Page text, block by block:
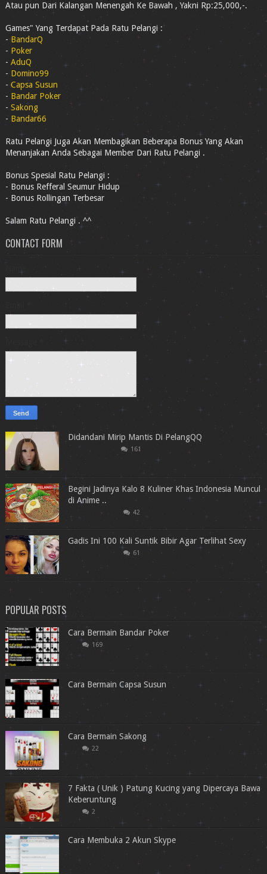
Atau pun Dari Kalangan Menengah Ke Bawah , Yakni Rp:25,000,-.
Games" Yang Terdapat Pada Ratu Pelangi :
-BandarQ
- Poker
- AduQ
- Domino99
-Capsa Susun
- Bandar Poker
- Sakong
- Bandar66
Ratu Pelangi Juga Akan Membagikan Beberapa Bonus Yang Akan
Menanjakan Anda Sebagai Member Dari Ratu Pelangi .
Bonus Spesial Ratu Pelangi :
- Bonus Refferal Seumur Hidup
- Bonus Rollingan Terbesar
Salam Ratu Pelangi . ^^
CONTACT FORM
Name
Email
Didandani Mirip Mantis Di PelangQQ
161
Begini Jadinya Kalo 8 Kuliner Khas Indonesia Muncul
di Anime ..
42
Gadis Ini 100 Kali Suntik Bibir Agar Terlihat Sexy
61
POPULAR POSTS
Cara Bermain Bandar Poker
169
Cara Bermain Capsa Susun
Cara Bermain Sakong
22
7 Fakta ( Unik ) Patung Kucing yang Dipercaya Bawa
Keberuntung
2
Cara Membuka 2 Akun Skype